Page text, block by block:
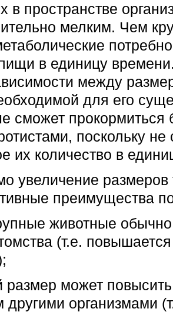
в пространстве
мелким. Чем
в единицу
между
для его
сможет прокормиться
поскольку не
их количество в
увеличение
преимущества
животные
(т.е.
размер может
организмами